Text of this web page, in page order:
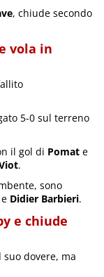
, chiude secondo
vola in
5-0 sul terreno
il gol di Pomat e
.
sono
e Didier Barbieri.
e chiude
dovere, ma